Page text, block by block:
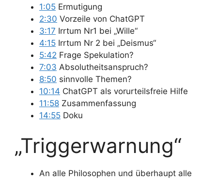
1:05 Ermutigung
2:30 Vorzeile von ChatGPT
3:17 Irrtum Nr1 bei „Wille“
4:15 Irrtum Nr 2 bei „Deismus“
5:42 Frage Spekulation?
7:03 Absolutheitsanspruch?
8:50 sinnvolle Themen?
10:14 ChatGPT als vorurteilsfreie Hilfe
11:58 Zusammenfassung
14:55 Doku
„Triggerwarnung“
An alle Philosophen und überhaupt alle